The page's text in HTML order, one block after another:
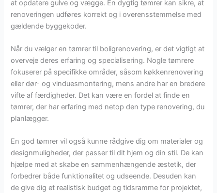
at opdatere gulve og vægge. En dygtig tømrer kan sikre, at
renoveringen udføres korrekt og i overensstemmelse med
gældende byggekoder.
Når du vælger en tømrer til boligrenovering, er det vigtigt at
overveje deres erfaring og specialisering. Nogle tømrere
fokuserer på specifikke områder, såsom køkkenrenovering
eller dør- og vinduesmontering, mens andre har en bredere
vifte af færdigheder. Det kan være en fordel at finde en
tømrer, der har erfaring med netop den type renovering, du
planlægger.
En god tømrer vil også kunne rådgive dig om materialer og
designmuligheder, der passer til dit hjem og din stil. De kan
hjælpe med at skabe en sammenhængende æstetik, der
forbedrer både funktionalitet og udseende. Desuden kan
de give dig et realistisk budget og tidsramme for projektet,